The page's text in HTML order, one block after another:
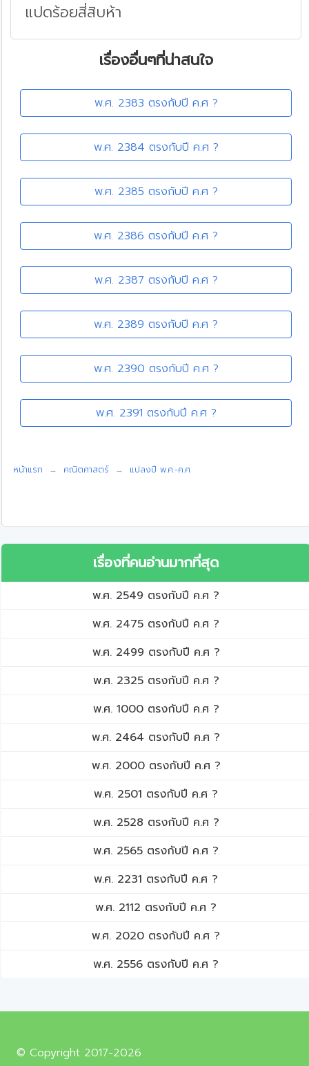
แปดร้อยสี่สิบห้า
เรื่องอื่นๆที่น่าสนใจ
พ.ศ. 2383 ตรงกับปี ค.ศ ?
พ.ศ. 2384 ตรงกับปี ค.ศ ?
พ.ศ. 2385 ตรงกับปี ค.ศ ?
พ.ศ. 2386 ตรงกับปี ค.ศ ?
พ.ศ. 2387 ตรงกับปี ค.ศ ?
พ.ศ. 2389 ตรงกับปี ค.ศ ?
พ.ศ. 2390 ตรงกับปี ค.ศ ?
พ.ศ. 2391 ตรงกับปี ค.ศ ?
หน้าแรก คณิตศาสตร์ แปลงปี พ.ศ.-ค.ศ
เรื่องที่คนอ่านมากที่สุด
พ.ศ. 2549 ตรงกับปี ค.ศ ?
พ.ศ. 2475 ตรงกับปี ค.ศ ?
พ.ศ. 2499 ตรงกับปี ค.ศ ?
พ.ศ. 2325 ตรงกับปี ค.ศ ?
พ.ศ. 1000 ตรงกับปี ค.ศ ?
พ.ศ. 2464 ตรงกับปี ค.ศ ?
พ.ศ. 2000 ตรงกับปี ค.ศ ?
พ.ศ. 2501 ตรงกับปี ค.ศ ?
พ.ศ. 2528 ตรงกับปี ค.ศ ?
พ.ศ. 2565 ตรงกับปี ค.ศ ?
พ.ศ. 2231 ตรงกับปี ค.ศ ?
พ.ศ. 2112 ตรงกับปี ค.ศ ?
พ.ศ. 2020 ตรงกับปี ค.ศ ?
พ.ศ. 2556 ตรงกับปี ค.ศ ?
© Copyright 2017-2026